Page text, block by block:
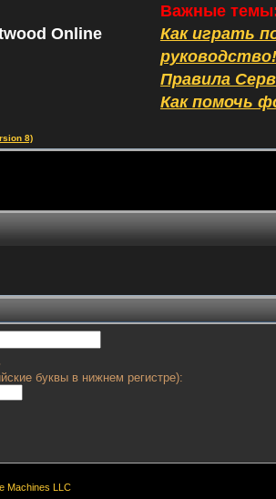
Online
Важные
Как играть
руководство!
Правила
Как помочь
8)
буквы в нижнем регистре):
Machines LLC